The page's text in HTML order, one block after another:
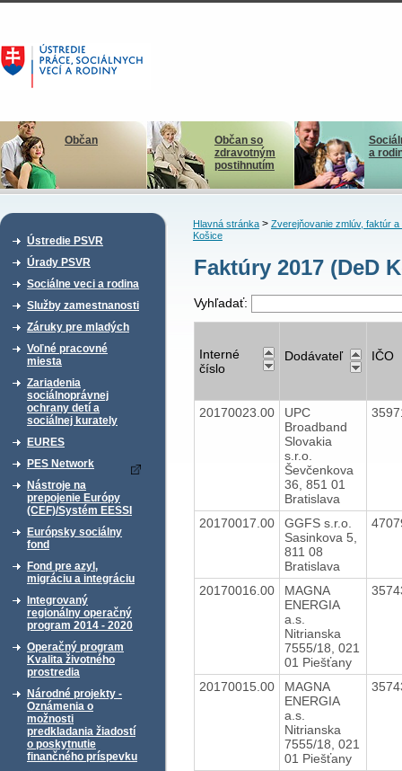
Občan
Občan so
zdravotným
postihnutím
a
Ústredie PSVR
Úrady PSVR
Sociálne veci a rodina
Služby zamestnanosti
Záruky pre mladých
Voľné pracovné
miesta
Zariadenia
sociálnoprávnej
ochrany detí a
sociálnej kurately
EURES
PES Network
Nástroje na
prepojenie Európy
(CEF)/Systém EESSI
Európsky sociálny
fond
Fond pre azyl,
migráciu a integráciu
Integrovaný
regionálny operačný
program 2014 - 2020
Operačný program
Kvalita životného
prostredia
Národné projekty -
Oznámenia o
možnosti
predkladania žiadostí
o poskytnutie
finančného príspevku
Hlavná stránka> Zverejňovanie zmlúv, faktúr a
Košice
Faktúry 2017 (DeD
Vyhľadať:
Interné
číslo
Dodávateľ IČO
20170023.00
UPC
Broadband
Slovakia
s.r.o.
Ševčenkova
36, 851 01
Bratislava
20170017.00
GGFS s.r.o.
Sasinkova 5,
811 08
Bratislava
20170016.00
MAGNA
ENERGIA
a.s.
Nitrianska
7555/18, 021
01 Piešťany
20170015.00
MAGNA
ENERGIA
a.s.
Nitrianska
7555/18, 021
01 Piešťany